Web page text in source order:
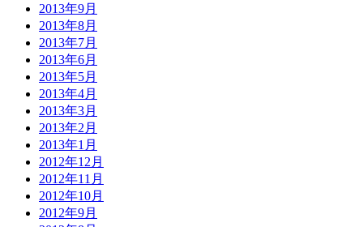
2013年9月
2013年8月
2013年7月
2013年6月
2013年5月
2013年4月
2013年3月
2013年2月
2013年1月
2012年12月
2012年11月
2012年10月
2012年9月